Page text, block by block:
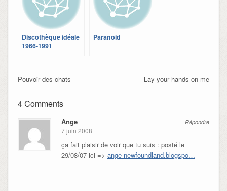
Discothèque idéale
1966-1991
Paranoid
Lay your hands on me
Pouvoir des chats
4 Comments
Répondre
Ange
7 juin 2008
ça fait plaisir de voir que tu suis : posté le
29/08/07 ici => ange-newfoundland.blogspo…